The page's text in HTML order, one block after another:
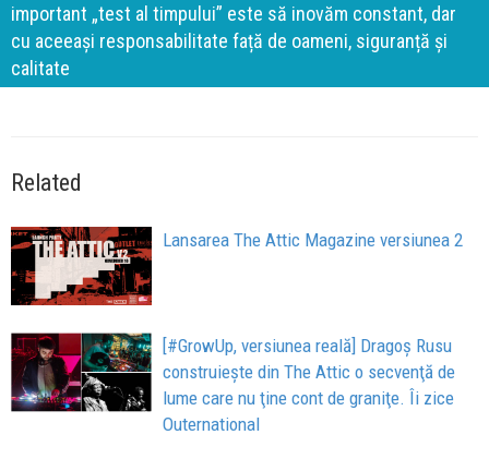
important „test al timpului” este să inovăm constant, dar
cu aceeași responsabilitate față de oameni, siguranță și
calitate
Related
Lansarea The Attic Magazine versiunea 2
[#GrowUp, versiunea reală] Dragoș Rusu
construiește din The Attic o secvenţă de
lume care nu ţine cont de graniţe. Îi zice
Outernational